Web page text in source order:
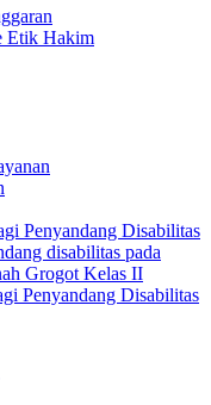
Etik Hakim
Penyandang Disabilitas
disabilitas pada
Grogot Kelas II
Penyandang Disabilitas